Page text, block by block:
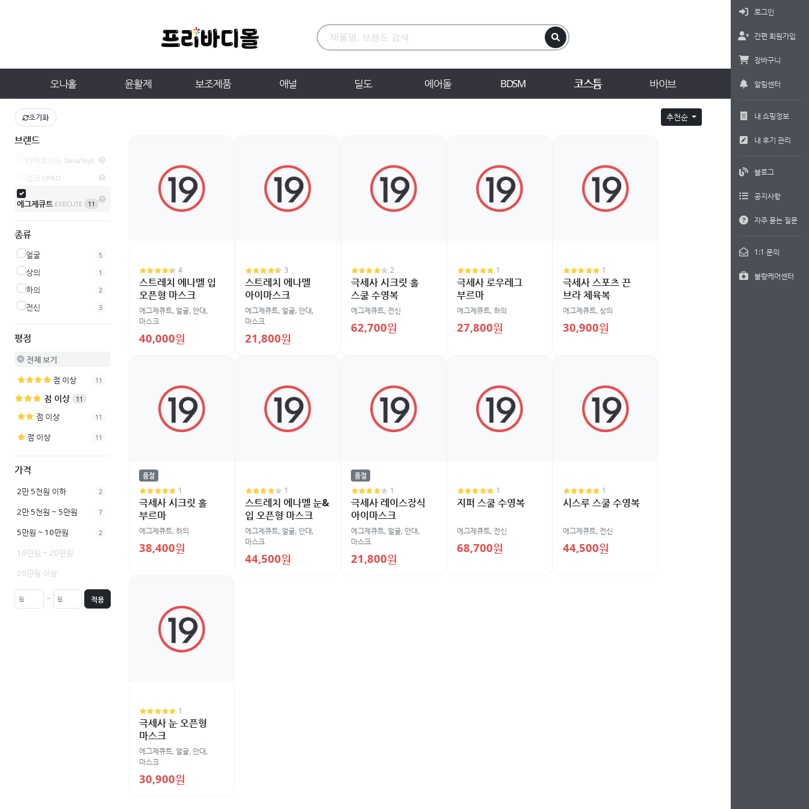
오나홀 윤활제 보조제품 애널 딜도 에어돌 BDSM 코스튬 바이브
로그인
간편 회원가입
장바구니
알림센터
내 쇼핑정보
내 후기 관리
블로그
공지사항
자주 묻는 질문
1:1 문의
불량케어센터
초기화
브랜드
타마토이즈 TamaToys
업코 UPKO
에그제큐트 EXECUTE 11
종류
얼굴 5
상의 1
하의 2
전신 3
평점
전체 보기
점 이상
11
점 이상 11
점 이상 11
점 이상 11
가격
2만 5천원 이하 2
2만 5천원 ~ 5만원 7
5만원 ~ 10만원 2
10만원 ~ 20만원
20만원 이상
~ 적용
추천순
4
스트레치 에나멜 입
오픈형 마스크
에그제큐트, 얼굴, 안대,
마스크
40,000원
3
스트레치 에나멜
아이마스크
에그제큐트, 얼굴, 안대,
마스크
21,800원
2
극세사 시크릿 홀
스쿨 수영복
에그제큐트, 전신
62,700원
1
극세사 로우레그
부르마
에그제큐트,하의
27,800원
1
극세사 스포츠 끈
브라 체육복
에그제큐트,상의
30,900원
품절
1
극세사 시크릿 홀
부르마
에그제큐트,하의
38,400원
1
스트레치 에나멜 눈&
입 오픈형 마스크
에그제큐트, 얼굴, 안대,
마스크
44,500원
품절
1
극세사 레이스장식
아이마스크
에그제큐트, 얼굴, 안대,
마스크
21,800원
1
지퍼 스쿨 수영복
에그제큐트, 전신
68,700원
1
시스루 스쿨 수영복
에그제큐트, 전신
44,500원
1
극세사 눈 오픈형
마스크
에그제큐트, 얼굴, 안대,
마스크
30,900원